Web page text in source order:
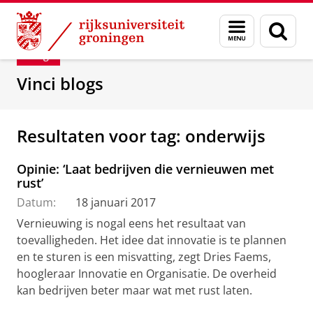
Skip
Content
Skip
Navigation
Menu
en
zoeken
Department of Innovation Management &
Blog
Vinci blogs
Resultaten voor tag: onderwijs
Opinie: ‘Laat bedrijven die vernieuwen met
rust’
Datum:
18 januari 2017
Vernieuwing is nogal eens het resultaat van
toevalligheden. Het idee dat innovatie is te plannen
en te sturen is een misvatting, zegt Dries Faems,
hoogleraar Innovatie en Organisatie. De overheid
kan bedrijven beter maar wat met rust laten.